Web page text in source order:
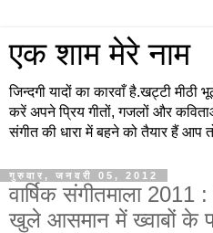
एक शाम मेरे नाम
जिन्दगी यादों का कारवाँ है.खट्टी मीठी
करें अपने प्रिय गीतों, गजलों और
संगीत की धारा में बहने को तैयार हैं आप
गुरुवार, जनवरी 05, 2012
वार्षिक संगीतमाला
खुले आसमान में ख्वाबों के